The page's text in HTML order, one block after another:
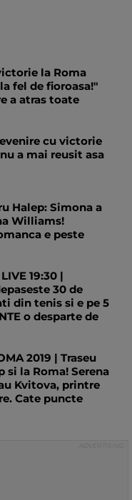
la Roma
fel de fioroasa!"
a atras toate
cu victorie
a mai reusit asa
Halep: Simona a
Williams!
e peste
19:30 |
30 de
din tenis si e pe 5
o desparte de
2019 | Traseu
la Roma! Serena
Kvitova, printre
Cate puncte